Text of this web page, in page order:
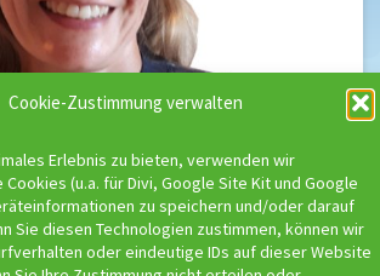
Cookie-Zustimmung verwalten
Erlebnis zu bieten, verwenden wir
(u.a. für Divi, Google Site Kit und Google
zu speichern und/oder darauf
Sie diesen Technologien zustimmen, können wir
oder eindeutige IDs auf dieser Website